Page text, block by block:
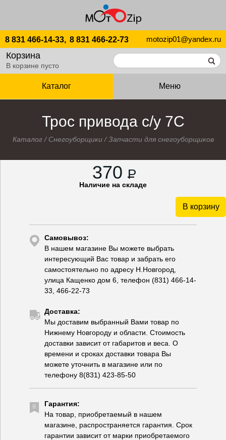
8 831 466-14-33, 8 831 466-22-73 motozip01@yandex.ru
Корзина
В корзине пусто
Каталог Меню
Трос привода с/у 7С
Каталог/ Снегоуборщики/Запчасти для снегоуборщиков
370 P
Наличие на складе
В корзину
Самовывоз:
В нашем магазине Вы можете выбрать
интересующий Вас товар и забрать его
самостоятельно по адресу Н.Новгород,
улица Кащенко дом 6, телефон (831) 466-14-
33, 466-22-73
Доставка:
Мы доставим выбранный Вами товар по
Нижнему Новгороду и области. Стоимость
доставки зависит от габаритов и веса. О
времени и сроках доставки товара Вы
можете уточнить в магазине или по
телефону 8(831) 423-85-50
Гарантия:
На товар, приобретаемый в нашем
магазине, распространяется гарантия. Срок
гарантии зависит от марки приобретаемого